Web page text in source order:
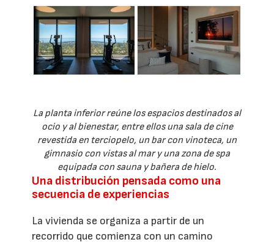
La planta inferior reúne los espacios destinados al
ocio y al bienestar, entre ellos una sala de cine
revestida en terciopelo, un bar con vinoteca, un
gimnasio con vistas al mar y una zona de spa
equipada con sauna y bañera de hielo.
Una distribución pensada como una
secuencia de experiencias
La vivienda se organiza a partir de un
recorrido que comienza con un camino